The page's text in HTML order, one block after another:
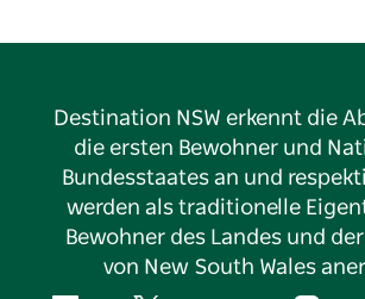
Destination NSW erkennt die
die ersten Bewohner und
Bundesstaates an und
werden als traditionelle
Bewohner des Landes und
von New South Wales